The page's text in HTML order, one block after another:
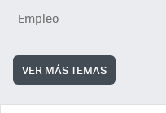
Empleo
VER MÁS TEMAS